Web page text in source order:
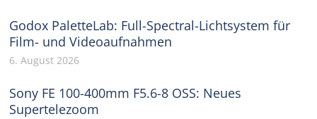
Godox PaletteLab: Full-Spectral-Lichtsystem für
Film- und Videoaufnahmen
6. August 2026
Sony FE 100-400mm F5.6-8 OSS: Neues
Supertelezoom